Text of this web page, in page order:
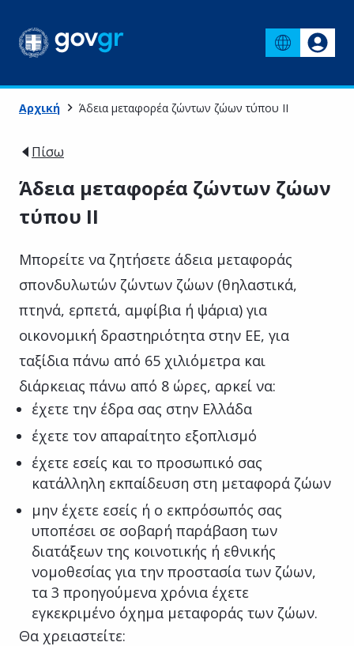
Αρχική Άδεια μεταφορέα ζώντων ζώων τύπου IΙ
Πίσω
Άδεια μεταφορέα ζώντων ζώων
τύπου IΙ
Μπορείτε να ζητήσετε άδεια μεταφοράς
σπονδυλωτών ζώντων ζώων (θηλαστικά,
πτηνά, ερπετά, αμφίβια ή ψάρια) για
οικονομική δραστηριότητα στην ΕΕ, για
ταξίδια πάνω από 65 χιλιόμετρα και
διάρκειας πάνω από 8 ώρες, αρκεί να:
έχετε την έδρα σας στην Ελλάδα
έχετε τον απαραίτητο εξοπλισμό
έχετε εσείς και το προσωπικό σας
κατάλληλη εκπαίδευση στη μεταφορά ζώων
μην έχετε εσείς ή ο εκπρόσωπός σας
υποπέσει σε σοβαρή παράβαση των
διατάξεων της κοινοτικής ή εθνικής
νομοθεσίας για την προστασία των ζώων,
τα 3 προηγούμενα χρόνια έχετε
εγκεκριμένο όχημα μεταφοράς των ζώων.
Θα χρειαστείτε: